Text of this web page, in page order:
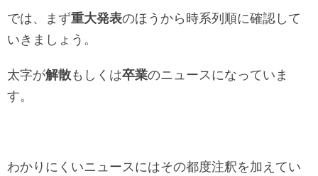
では、まず重大発表のほうから時系列順に確認して
いきましょう。
太字が解散もしくは卒業のニュースになっていま
す。
わかりにくいニュースにはその都度注釈を加えてい